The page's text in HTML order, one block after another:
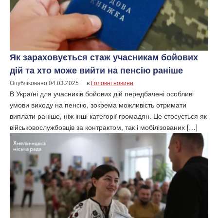
Як зараховується стаж учасникам бойових
дій та хто може вийти на пенсію раніше
Опубліковано04.03.2025 в Головні новини
В Україні для учасників бойових дій передбачені особливі
умови виходу на пенсію, зокрема можливість отримати
виплати раніше, ніж інші категорії громадян. Це стосується як
військовослужбовців за контрактом, так і мобілізованих […]